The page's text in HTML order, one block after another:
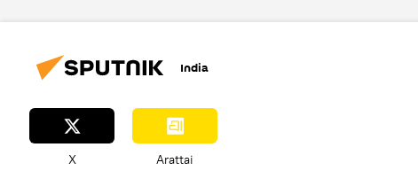
India
X Arattai